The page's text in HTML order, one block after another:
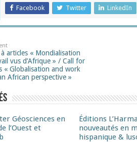
Facebook Twitter LinkedIn
articles « Mondialisation
vus d’Afrique » / Call for
« Globalisation and work
African perspective »
Géosciences en
l’Ouest et
Éditions
nouveautés en
hispanique &